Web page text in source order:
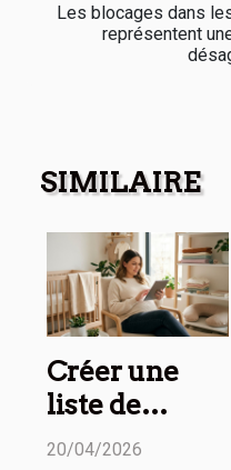
Les blocages dans
représentent
SIMILAIRE
Créer une
liste de
naissance
20/04/2026